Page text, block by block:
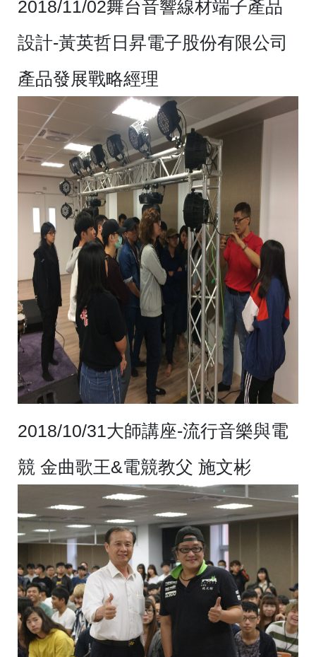
2018/11/02舞台音響線材端子產品
設計-黃英哲日昇電子股份有限公司
產品發展戰略經理
2018/10/31大師講座-流行音樂與電
競 金曲歌王&電競教父 施文彬